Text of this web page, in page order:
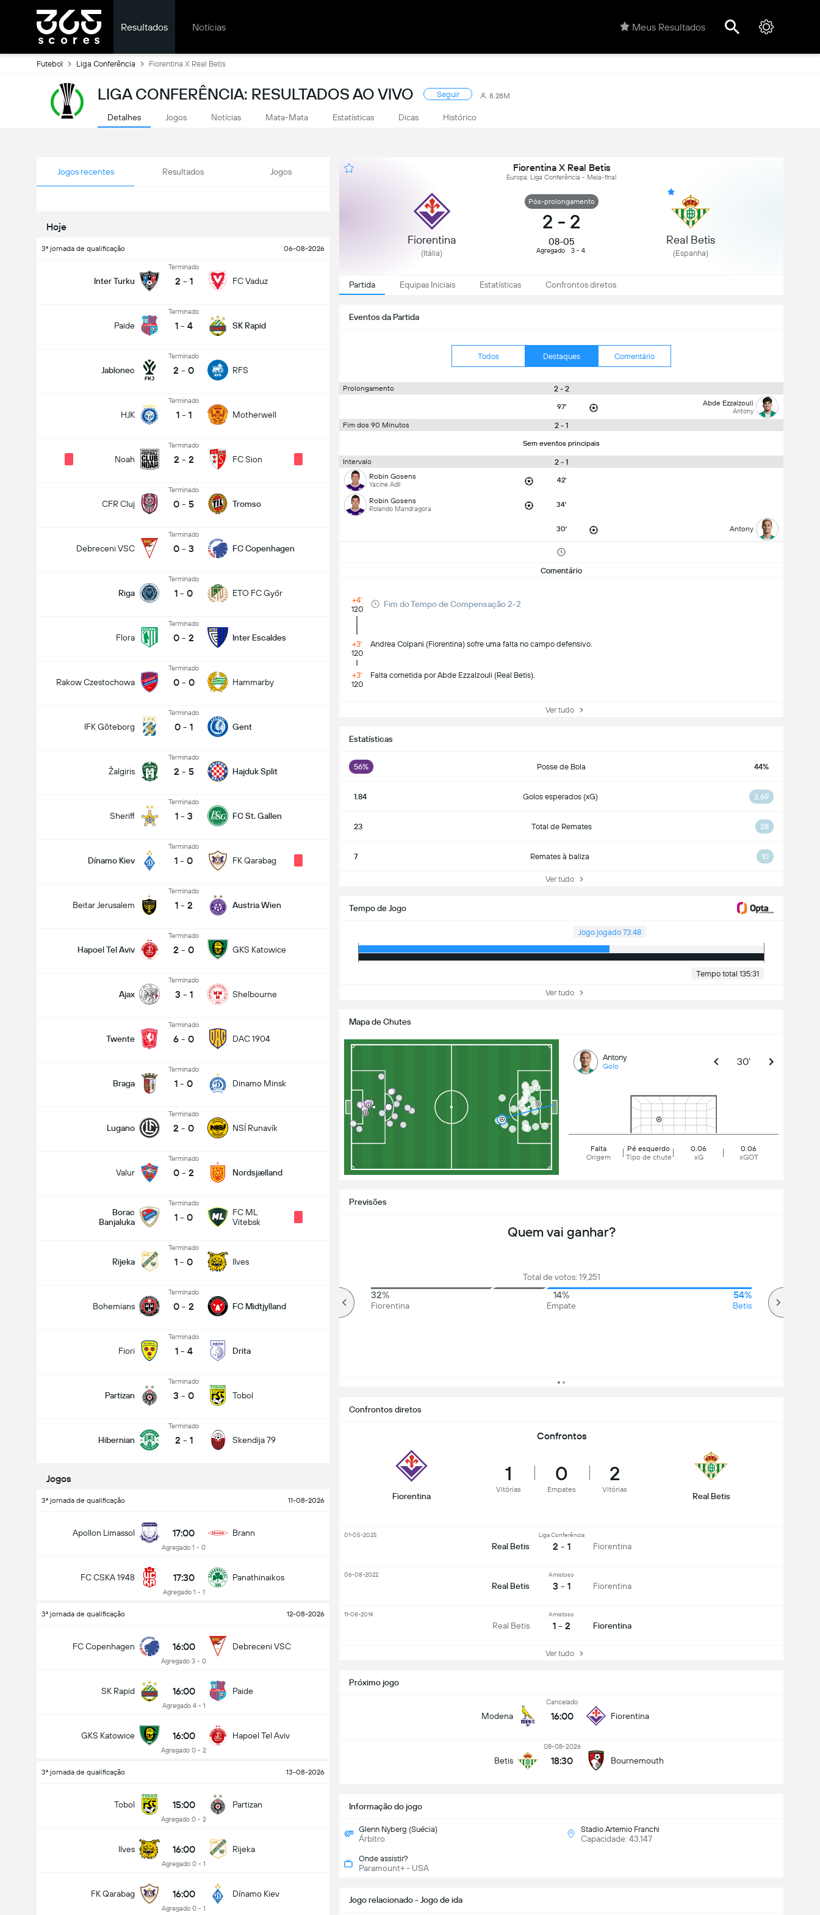
Resultados Notícias Meus Resultados
Futebol Liga Conferência Fiorentina X Real Betis
LIGA CONFERÊNCIA: RESULTADOS AO VIVO Seguir 8.28M
Detalhes Jogos Notícias Mata-Mata Estatísticas Dicas Histórico
Jogos recentes Resultados Jogos
Hoje
3ª jornada de qualificação 06-08-2026
Inter Turku
Terminado
2 - 1 FC Vaduz
Paide
Terminado
1 - 4 SK Rapid
Jablonec
Terminado
2 - 0 RFS
HJK
Terminado
1 - 1 Motherwell
Noah
Terminado
2 - 2 FC Sion
CFR Cluj
Terminado
0 - 5 Tromso
Debreceni VSC
Terminado
0 - 3 FC Copenhagen
Riga
Terminado
1 - 0 ETO FC Győr
Flora
Terminado
0 - 2 Inter Escaldes
Rakow Czestochowa
Terminado
0 - 0 Hammarby
IFK Göteborg
Terminado
0 - 1 Gent
Žalgiris
Terminado
2 - 5 Hajduk Split
Sheriff
Terminado
1 - 3 FC St. Gallen
Dínamo Kiev
Terminado
1 - 0 FK Qarabag
Beitar Jerusalem
Terminado
1 - 2 Austria Wien
Hapoel Tel Aviv
Terminado
2 - 0 GKS Katowice
Ajax
Terminado
3 - 1 Shelbourne
Twente
Terminado
6 - 0 DAC 1904
Braga
Terminado
1 - 0 Dinamo Minsk
Lugano
Terminado
2 - 0 NSÍ Runavík
Valur
Terminado
0 - 2 Nordsjælland
Borac
Banjaluka
Terminado
1 - 0
FC ML
Vitebsk
Rijeka
Terminado
1 - 0 Ilves
Bohemians
Terminado
0 - 2 FC Midtjylland
Fiori
Terminado
1 - 4 Drita
Partizan
Terminado
3 - 0 Tobol
Hibernian
Terminado
2 - 1 Skendija 79
Jogos
3ª jornada de qualificação 11-08-2026
Apollon Limassol 17:00
Agregado 1 - 0
Brann
FC CSKA 1948 17:30
Agregado 1 - 1
Panathinaikos
3ª jornada de qualificação 12-08-2026
FC Copenhagen 16:00
Agregado 3 - 0
Debreceni VSC
SK Rapid 16:00
Agregado 4 - 1
Paide
GKS Katowice 16:00
Agregado 0 - 2
Hapoel Tel Aviv
3ª jornada de qualificação 13-08-2026
Tobol 15:00
Agregado 0 - 2
Partizan
Ilves 16:00
Agregado 0 - 1
Rijeka
FK Qarabag 16:00
Agregado 0 - 1
Dínamo Kiev
Fiorentina X Real Betis
Europa, Liga Conferência - Meia-final
Fiorentina
(Itália)
Pós-prolongamento
2 - 2
08-05
Agregado 3 - 4
Real Betis
(Espanha)
Partida Equipas Iniciais Estatísticas Confrontos diretos
Eventos da Partida
Todos Destaques Comentário
Prolongamento 2 - 2
97' Abde Ezzalzouli
Antony
Fim dos 90 Minutos 2 - 1
Sem eventos principais
Intervalo 2 - 1
Robin Gosens
Yacine Adli 42'
Robin Gosens
Rolando Mandragora 34'
30' Antony
Comentário
+4'
120
Fim do Tempo de Compensação 2-2
+3'
120
Andrea Colpani (Fiorentina) sofre uma falta no campo defensivo.
+3'
120
Falta cometida por Abde Ezzalzouli (Real Betis).
Ver tudo
Próximo jogo
Modena
Cancelado
16:00 Fiorentina
Betis
08-08-2026
18:30 Bournemouth
Jogo relacionado - Jogo de ida
Estatísticas
56% Posse de Bola 44%
1.84 Golos esperados (xG) 2.69
23 Total de Remates 28
7 Remates à baliza 10
Ver tudo
Tempo de Jogo
Jogo jogado 73:48
Tempo total 135:31
Ver tudo
Mapa de Chutes
Antony
Golo 30'
Falta
Origem
Pé esquerdo
Tipo de chute
0.06
xG
0.06
xGOT
Informação do jogo
Glenn Nyberg (Suécia)
Árbitro
Stadio Artemio Franchi
Capacidade: 43,147
Onde assistir?
Paramount+ - USA
Previsões
Quem vai ganhar?
Total de votos: 19,251
32%
Fiorentina
14%
Empate
54%
Betis
Encontro - Golos (2.5)
Mais de
Confrontos diretos
Confrontos
Fiorentina
1
Vitórias
0
Empates
2
Vitórias
Real Betis
Real Betis
Liga Conferência
2 - 1 Fiorentina
01-05-2025
Real Betis
Amistoso
3 - 1 Fiorentina
06-08-2022
Real Betis
Amistoso
1 - 2 Fiorentina
11-08-2014
Ver tudo